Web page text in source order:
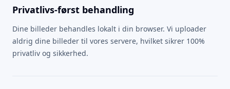
Privatlivs-først behandling
Dine billeder behandles lokalt i din browser. Vi uploader
aldrig dine billeder til vores servere, hvilket sikrer 100%
privatliv og sikkerhed.